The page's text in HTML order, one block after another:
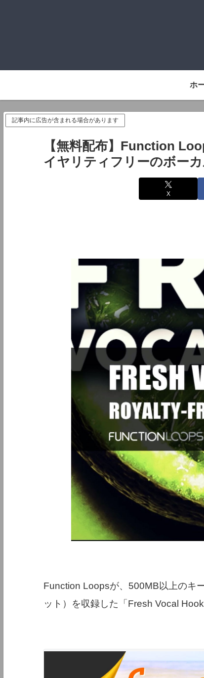
ホ
記事内に広告が含まれる場合があります
【無料配布】Function
イヤリティフリーのボー
X
Function Loopsが、500MB以上のキ
ット）を収録した「Fresh Vocal